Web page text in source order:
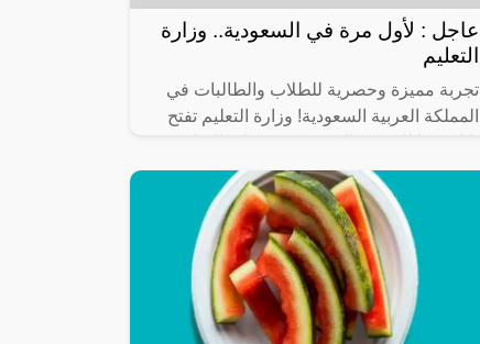
عاجل : لأول مرة في السعودية.. وزارة
التعليم
تجربة مميزة وحصرية للطلاب والطالبات في
المملكة العربية السعودية! وزارة التعليم تفتح
المدرسي، حيث يمكن الآن للطلاب